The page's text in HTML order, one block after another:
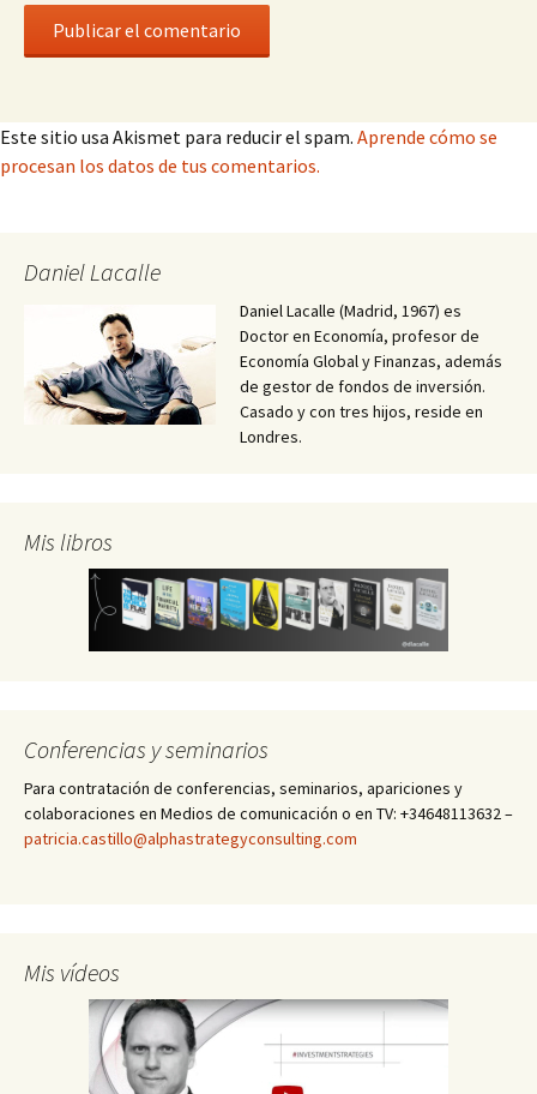
Este sitio usa Akismet para reducir el spam. Aprende cómo se
procesan los datos de tus comentarios.
Daniel Lacalle
Daniel Lacalle (Madrid, 1967) es
Doctor en Economía, profesor de
Economía Global y Finanzas, además
de gestor de fondos de inversión.
Casado y con tres hijos, reside en
Londres.
Mis libros
Conferencias y seminarios
Para contratación de conferencias, seminarios, apariciones y
colaboraciones en Medios de comunicación o en TV: +34648113632 –
patricia.castillo@alphastrategyconsulting.com
Mis vídeos